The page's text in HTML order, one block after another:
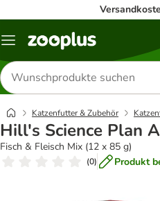
Menü
Produkte
suchen
Katzenfutter & Zubehör
Hill's Science Plan
Fisch & Fleisch Mix (12 x 85 g)
(0) Produkt